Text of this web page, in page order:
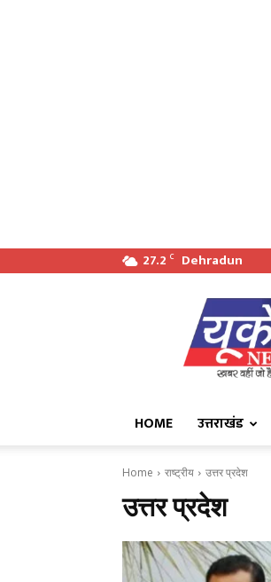
27.2 C Dehradun
HOME उत्तराखंड
Home राष्ट्रीय उत्तर प्रदेश
उत्तर प्रदेश